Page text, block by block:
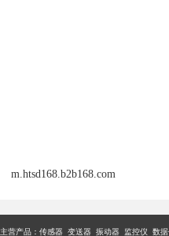
m.htsd168.b2b168.com
主营产品：传感器 变送器 振动器 监控仪 数